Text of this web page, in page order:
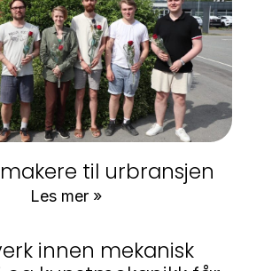
til urbransjen
Les mer »
innen mekanisk